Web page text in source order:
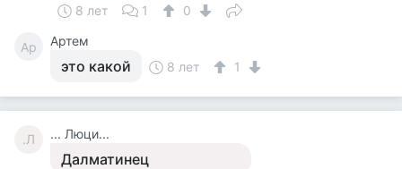
8 лет 1 0
Ар Артем
это какой 8 лет 1
.Л ... Люци...
Далматинец